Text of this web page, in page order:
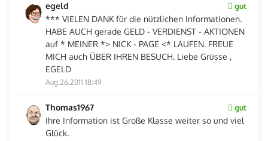
egeld gut
*** VIELEN DANK für die nützlichen Informationen.
HABE AUCH gerade GELD - VERDIENST - AKTIONEN
auf * MEINER *> NICK - PAGE <* LAUFEN. FREUE
MICH auch ÜBER IHREN BESUCH. Liebe Grüsse ,
EGELD
Aug.26.2011 18:49
Thomas1967 gut
Ihre Information ist Große Klasse weiter so und viel
Glück.